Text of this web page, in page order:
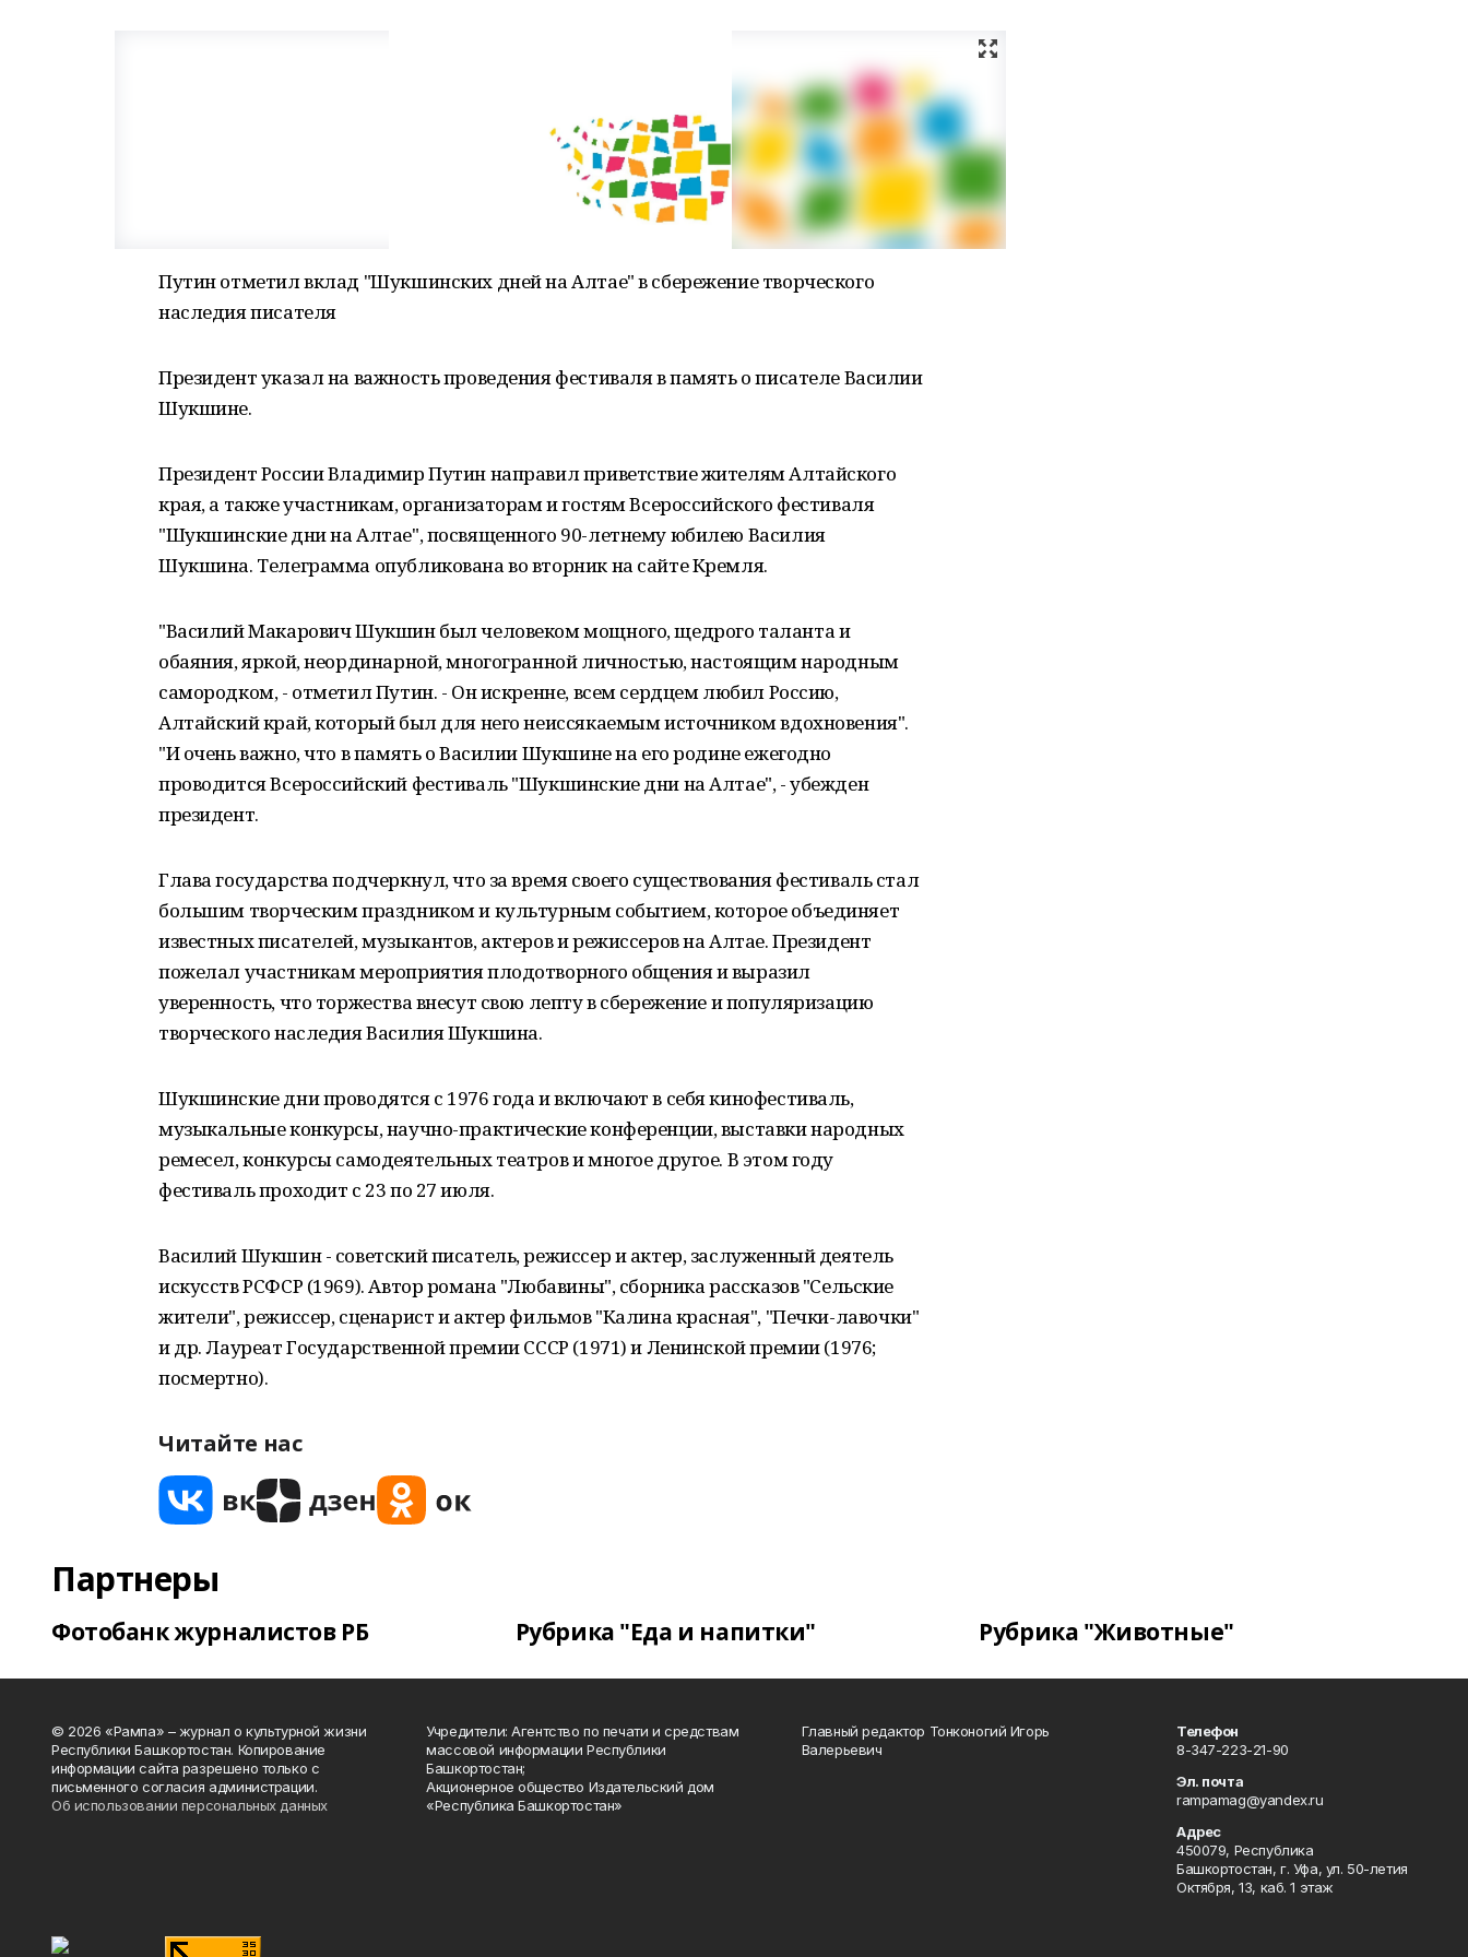
Путин отметил вклад "Шукшинских дней на Алтае" в сбережение творческого
наследия писателя
Президент указал на важность проведения фестиваля в память о писателе Василии
Шукшине.
Президент России Владимир Путин направил приветствие жителям Алтайского
края, а также участникам, организаторам и гостям Всероссийского фестиваля
"Шукшинские дни на Алтае", посвященного 90-летнему юбилею Василия
Шукшина. Телеграмма опубликована во вторник на сайте Кремля.
"Василий Макарович Шукшин был человеком мощного, щедрого таланта и
обаяния, яркой, неординарной, многогранной личностью, настоящим народным
самородком, - отметил Путин. - Он искренне, всем сердцем любил Россию,
Алтайский край, который был для него неиссякаемым источником вдохновения".
"И очень важно, что в память о Василии Шукшине на его родине ежегодно
проводится Всероссийский фестиваль "Шукшинские дни на Алтае", - убежден
президент.
Глава государства подчеркнул, что за время своего существования фестиваль стал
большим творческим праздником и культурным событием, которое объединяет
известных писателей, музыкантов, актеров и режиссеров на Алтае. Президент
пожелал участникам мероприятия плодотворного общения и выразил
уверенность, что торжества внесут свою лепту в сбережение и популяризацию
творческого наследия Василия Шукшина.
Шукшинские дни проводятся с 1976 года и включают в себя кинофестиваль,
музыкальные конкурсы, научно-практические конференции, выставки народных
ремесел, конкурсы самодеятельных театров и многое другое. В этом году
фестиваль проходит с 23 по 27 июля.
Василий Шукшин - советский писатель, режиссер и актер, заслуженный деятель
искусств РСФСР (1969). Автор романа "Любавины", сборника рассказов "Сельские
жители", режиссер, сценарист и актер фильмов "Калина красная", "Печки-лавочки"
и др. Лауреат Государственной премии СССР (1971) и Ленинской премии (1976;
посмертно).
Читайте нас
Партнеры
Фотобанк журналистов РБ Рубрика "Еда и напитки" Рубрика "Животные"
© 2026 «Рампа» – журнал о культурной жизни
Республики Башкортостан. Копирование
информации сайта разрешено только с
письменного согласия администрации.
Об использовании персональных данных
Учредители: Агентство по печати и средствам
массовой информации Республики
Башкортостан;
Акционерное общество Издательский дом
«Республика Башкортостан»
Главный редактор Тонконогий Игорь
Валерьевич
Телефон
8-347-223-21-90
Эл. почта
rampamag@yandex.ru
Адрес
450079, Республика
Башкортостан, г. Уфа, ул. 50-летия
Октября, 13, каб. 1 этаж